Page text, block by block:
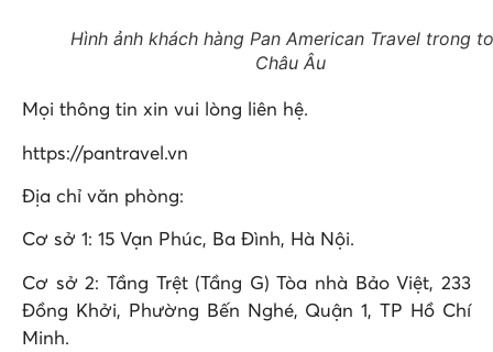
Hình ảnh khách hàng Pan American Travel trong
Châu Âu
Mọi thông tin xin vui lòng liên hệ.
https://pantravel.vn
Địa chỉ văn phòng:
Cơ sở 1: 15 Vạn Phúc, Ba Đình, Hà Nội.
Cơ sở 2: Tầng Trệt (Tầng G) Tòa nhà Bảo Việt, 233
Đồng Khởi, Phường Bến Nghé, Quận 1, TP Hồ Chí
Minh.